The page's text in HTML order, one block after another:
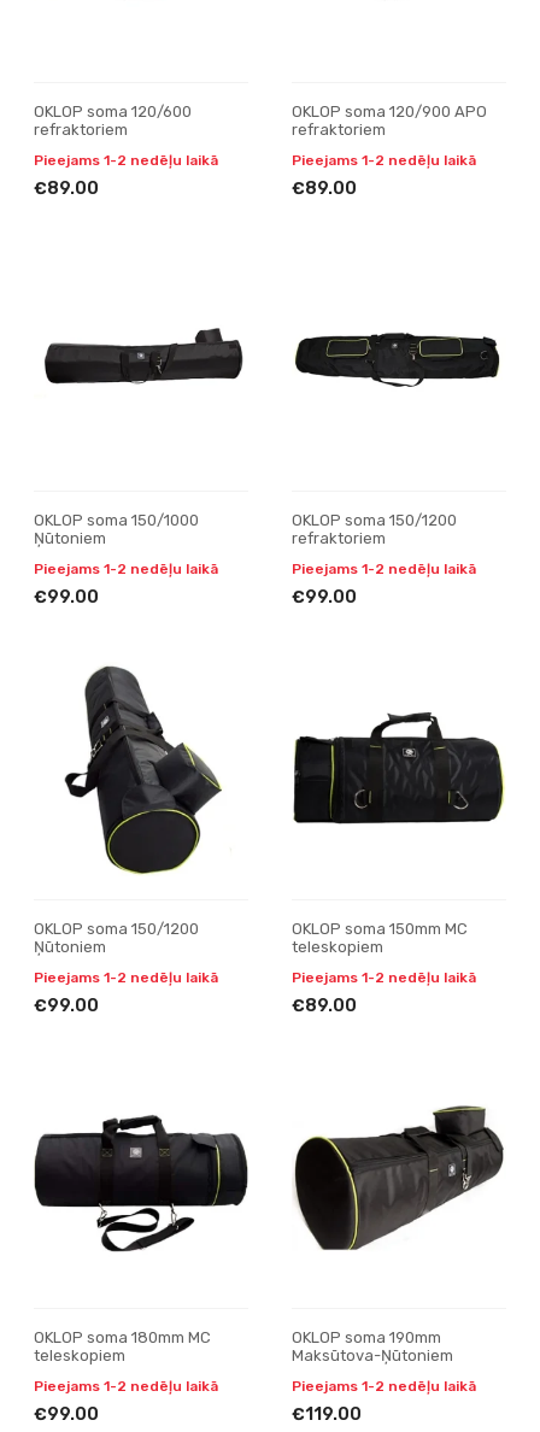
OKLOP soma 120/600
refraktoriem
Pieejams 1-2 nedēļu laikā
€89.00
OKLOP soma 120/900 APO
refraktoriem
Pieejams 1-2 nedēļu laikā
€89.00
OKLOP soma 150/1000
Ņūtoniem
Pieejams 1-2 nedēļu laikā
€99.00
OKLOP soma 150/1200
refraktoriem
Pieejams 1-2 nedēļu laikā
€99.00
OKLOP soma 150/1200
Ņūtoniem
Pieejams 1-2 nedēļu laikā
€99.00
OKLOP soma 150mm MC
teleskopiem
Pieejams 1-2 nedēļu laikā
€89.00
OKLOP soma 180mm MC
teleskopiem
Pieejams 1-2 nedēļu laikā
€99.00
OKLOP soma 190mm
Maksūtova-Ņūtoniem
Pieejams 1-2 nedēļu laikā
€119.00